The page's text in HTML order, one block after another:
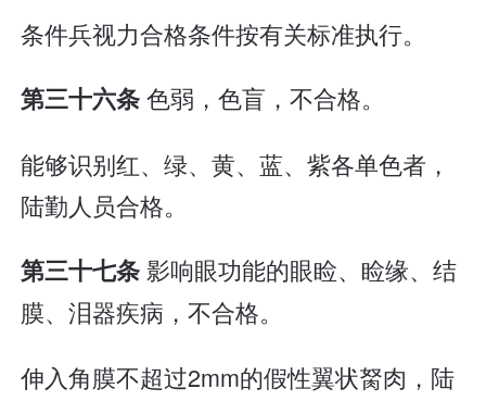
条件兵视力合格条件按有关标准执行。
第三十六条色弱，色盲，不合格。
能够识别红、绿、黄、蓝、紫各单色者，
陆勤人员合格。
第三十七条影响眼功能的眼睑、睑缘、结
膜、泪器疾病，不合格。
伸入角膜不超过2mm的假性翼状胬肉，陆